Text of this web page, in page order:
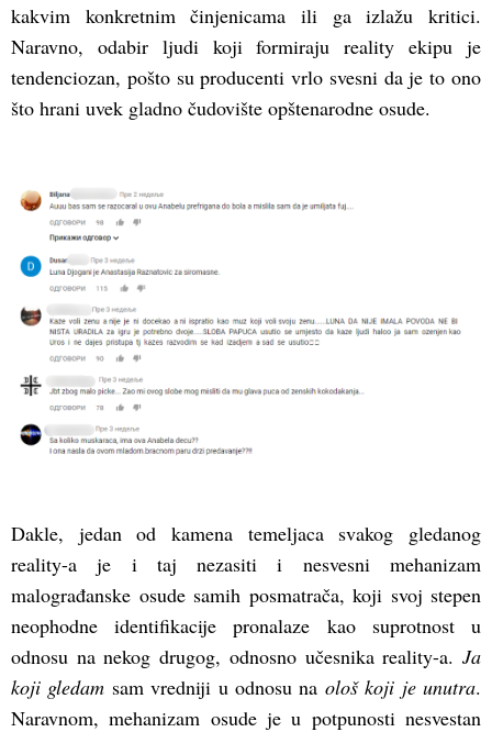
kakvim konkretnim činjenicama ili ga izlažu kritici.
Naravno, odabir ljudi koji formiraju reality ekipu je
tendenciozan, pošto su producenti vrlo svesni da je to ono
što hrani uvek gladno čudovište opštenarodne osude.
Dakle, jedan od kamena temeljaca svakog gledanog
reality-a je i taj nezasiti i nesvesni mehanizam
malograđanske osude samih posmatrača, koji svoj stepen
neophodne identifikacije pronalaze kao suprotnost u
odnosu na nekog drugog, odnosno učesnika reality-a. Ja
koji gledam sam vredniji u odnosu na ološ koji je unutra.
Naravnom, mehanizam osude je u potpunosti nesvestan